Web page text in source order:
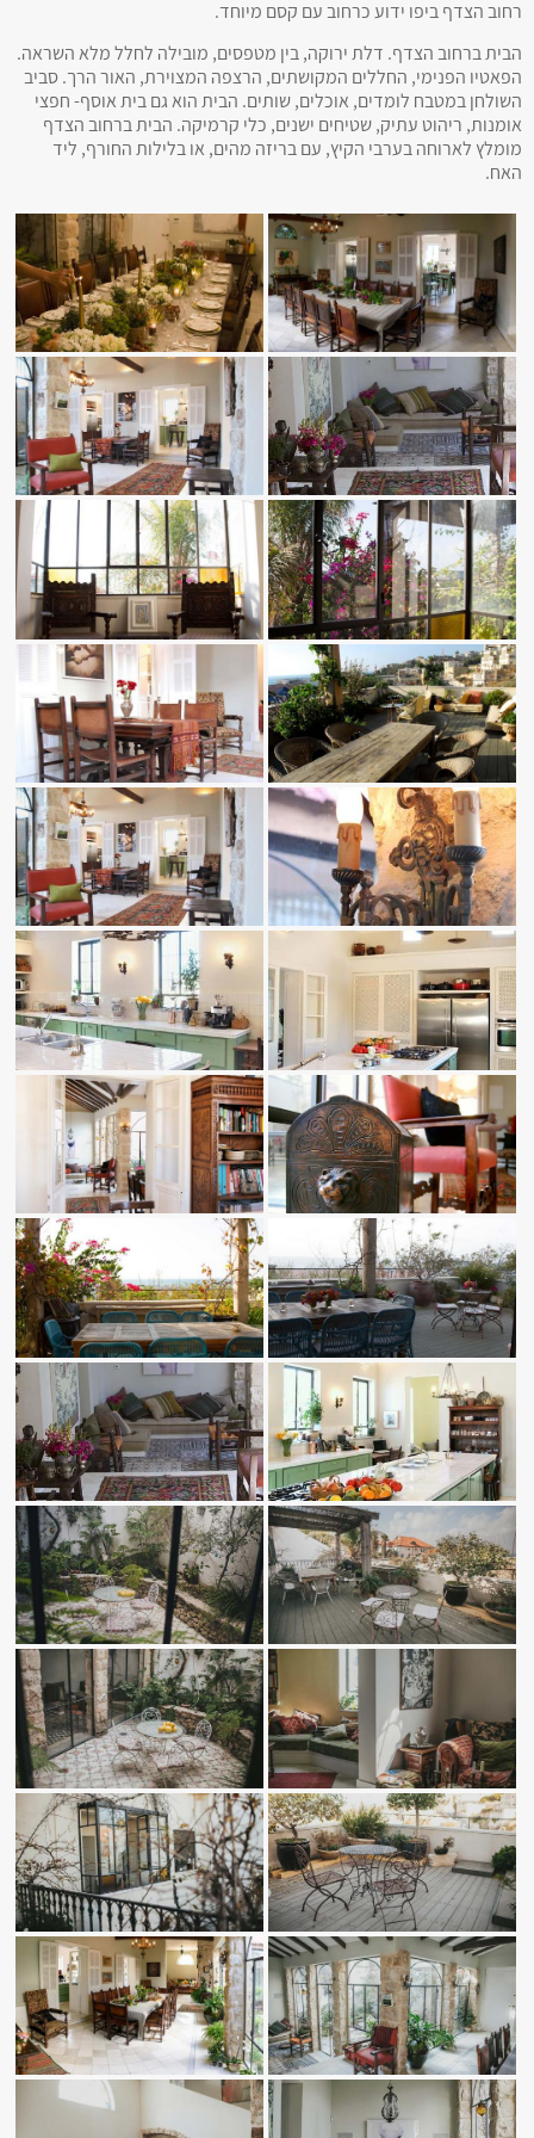
רחוב הצדף ביפו ידוע כרחוב עם קסם מיוחד.
הבית ברחוב הצדף. דלת ירוקה, בין מטפסים, מובילה לחלל מלא השראה.
הפאטיו הפנימי, החללים המקושתים, הרצפה המצוירת, האור הרך. סביב
השולחן במטבח לומדים, אוכלים, שותים. הבית הוא גם בית אוסף- חפצי
אומנות, ריהוט עתיק, שטיחים ישנים, כלי קרמיקה. הבית ברחוב הצדף
מומלץ לארוחה בערבי הקיץ, עם בריזה מהים, או בלילות החורף, ליד
האח.